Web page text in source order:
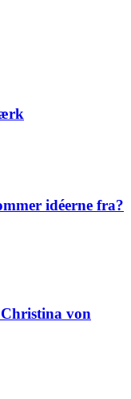
idéerne fra?
von